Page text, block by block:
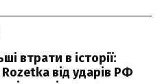
втрати в історії:
від ударів РФ